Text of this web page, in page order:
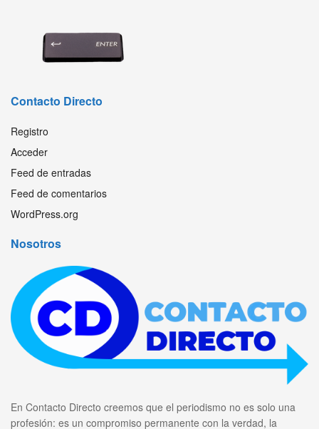
Contacto Directo
Registro
Acceder
Feed de entradas
Feed de comentarios
WordPress.org
Nosotros
En Contacto Directo creemos que el periodismo no es solo una
profesión: es un compromiso permanente con la verdad, la